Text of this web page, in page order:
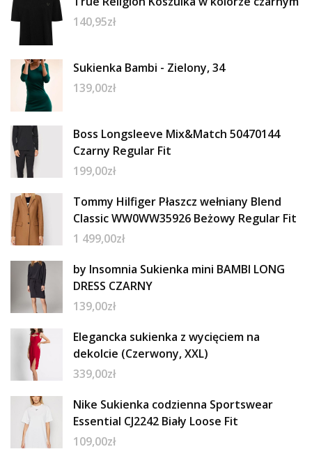
140,95zł
Sukienka Bambi - Zielony, 34
139,00zł
Boss Longsleeve Mix&Match 50470144
Czarny Regular Fit
199,00zł
Tommy Hilfiger Płaszcz wełniany Blend
Classic WW0WW35926 Beżowy Regular Fit
1 499,00zł
by Insomnia Sukienka mini BAMBI LONG
DRESS CZARNY
139,00zł
Elegancka sukienka z wycięciem na
dekolcie (Czerwony, XXL)
339,00zł
Nike Sukienka codzienna Sportswear
Essential CJ2242 Biały Loose Fit
109,00zł